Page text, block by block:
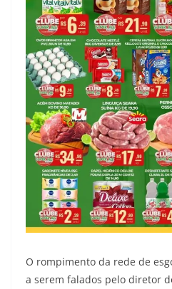
O rompimento da rede de
a serem falados pelo diretor